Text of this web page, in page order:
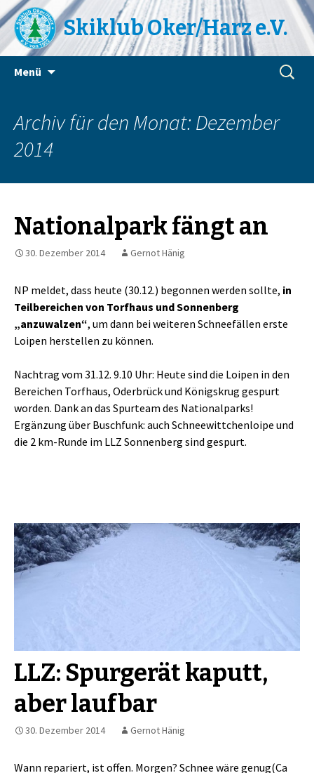
Skiklub Oker/Harz e.V.
Menü
Suchen
nach:
Archiv für den Monat: Dezember
2014
Nationalpark fängt an
30. Dezember 2014 Gernot Hänig
NP meldet, dass heute (30.12.) begonnen werden sollte, in
Teilbereichen von Torfhaus undSonnenberg
„anzuwalzen“, um dann bei weiteren Schneefällen erste
Loipen herstellen zu können.
Nachtrag vom 31.12. 9.10 Uhr: Heute sind die Loipen in den
Bereichen Torfhaus, Oderbrück und Königskrug gespurt
worden. Dank an das Spurteam des Nationalparks!
Ergänzung über Buschfunk: auch Schneewittchenloipe und
die 2 km-Runde im LLZ Sonnenberg sind gespurt.
LLZ: Spurgerät kaputt,
aber laufbar
30. Dezember 2014 Gernot Hänig
Wann repariert, ist offen. Morgen? Schnee wäre genug(Ca